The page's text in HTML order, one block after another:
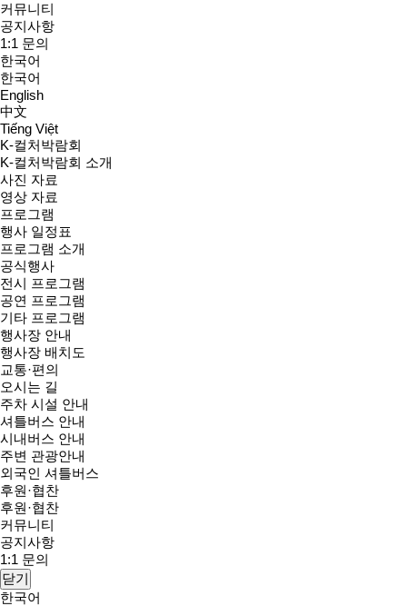
커뮤니티
공지사항
1:1 문의
한국어
한국어
English
中文
Tiếng Việt
K-컬처박람회
K-컬처박람회 소개
사진 자료
영상 자료
프로그램
행사 일정표
프로그램 소개
공식행사
전시 프로그램
공연 프로그램
기타 프로그램
행사장 안내
행사장 배치도
교통·편의
오시는 길
주차 시설 안내
셔틀버스 안내
시내버스 안내
주변 관광안내
외국인 셔틀버스
후원·협찬
후원·협찬
커뮤니티
공지사항
1:1 문의
닫기
한국어